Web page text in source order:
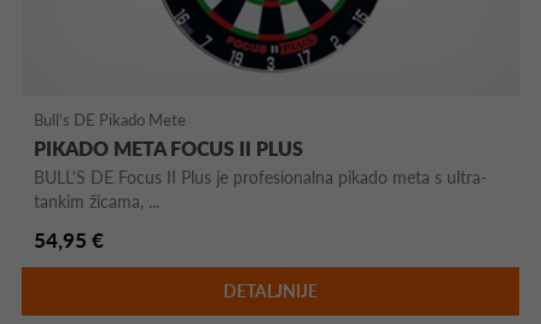
Bull's DE Pikado Mete
PIKADO META FOCUS II PLUS
BULL'S DE Focus II Plus je profesionalna pikado meta s ultra-
tankim žicama, ...
54,95 €
DETALJNIJE